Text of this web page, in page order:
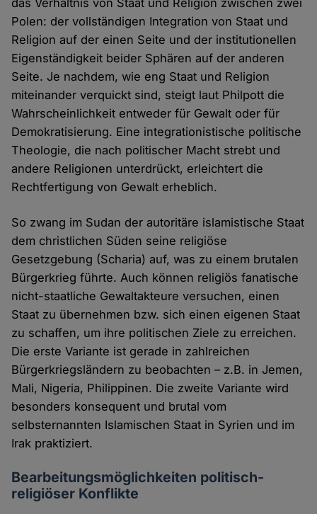
das Verhältnis von Staat und Religion zwischen zwei
Polen: der vollständigen Integration von Staat und
Religion auf der einen Seite und der institutionellen
Eigenständigkeit beider Sphären auf der anderen
Seite. Je nachdem, wie eng Staat und Religion
miteinander verquickt sind, steigt laut Philpott die
Wahrscheinlichkeit entweder für Gewalt oder für
Demokratisierung. Eine integrationistische politische
Theologie, die nach politischer Macht strebt und
andere Religionen unterdrückt, erleichtert die
Rechtfertigung von Gewalt erheblich.
So zwang im Sudan der autoritäre islamistische Staat
dem christlichen Süden seine religiöse
Gesetzgebung (Scharia) auf, was zu einem brutalen
Bürgerkrieg führte. Auch können religiös fanatische
nicht-staatliche Gewaltakteure versuchen, einen
Staat zu übernehmen bzw. sich einen eigenen Staat
zu schaffen, um ihre politischen Ziele zu erreichen.
Die erste Variante ist gerade in zahlreichen
Bürgerkriegsländern zu beobachten – z.B. in Jemen,
Mali, Nigeria, Philippinen. Die zweite Variante wird
besonders konsequent und brutal vom
selbsternannten Islamischen Staat in Syrien und im
Irak praktiziert.
Bearbeitungsmöglichkeiten politisch-
religiöser Konflikte